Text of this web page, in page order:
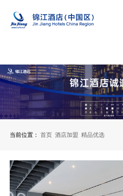
当前位置： 首页 酒店加盟 精品优选